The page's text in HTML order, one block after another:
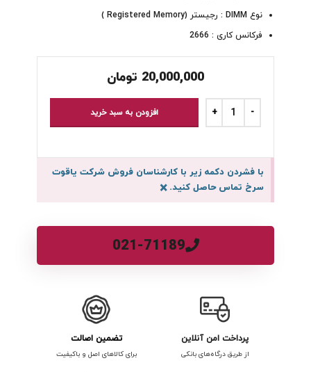
نوع DIMM : رجیستر (Registered Memory )
فرکانس کاری : 2666
20,000,000 تومان
افزودن به سبد خرید
با فشردن دکمه زیر با کارشناسان فروش شرکت یاقوت
سرخ تماس حاصل کنید.×
021-71189
پرداخت امن آنلاین
از طریق درگاه‌های بانکی
تضمین اصالت
برای کالاهای اصل و باکیفیت